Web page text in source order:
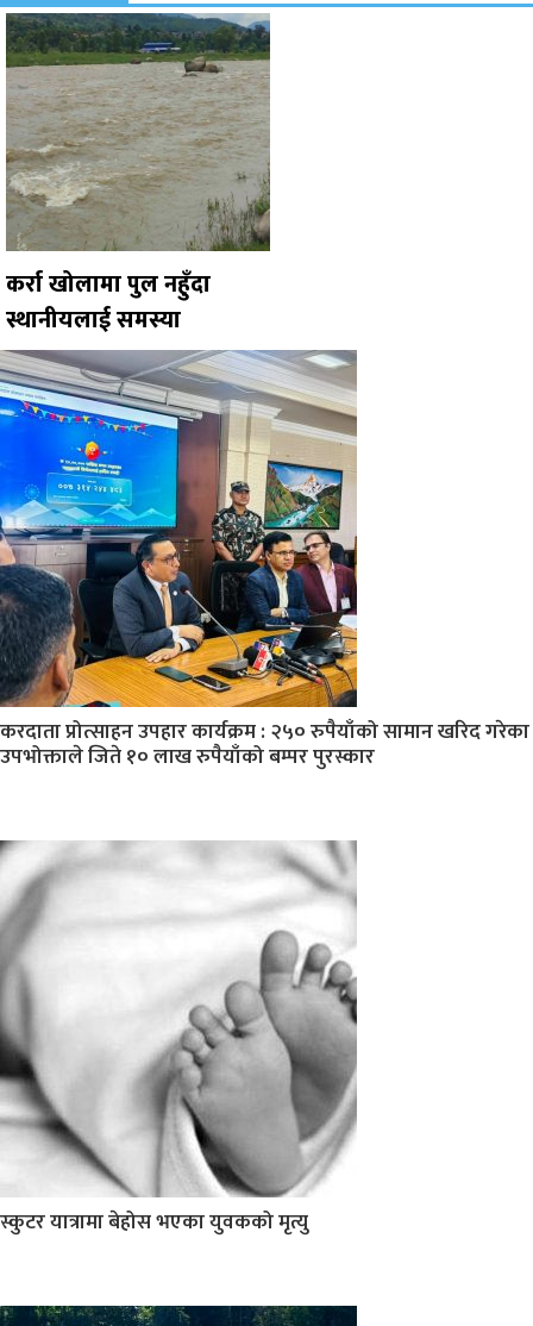
कर्रा खोलामा पुल नहुँदा
स्थानीयलाई समस्या
करदाता प्रोत्साहन उपहार कार्यक्रम : २५० रुपैयाँको सामान खरिद गरेका
उपभोक्ताले जिते १० लाख रुपैयाँको बम्पर पुरस्कार
स्कुटर यात्रामा बेहोस भएका युवकको मृत्यु